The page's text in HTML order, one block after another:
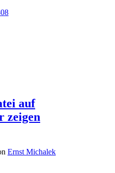
auf
zeigen
Ernst Michalek